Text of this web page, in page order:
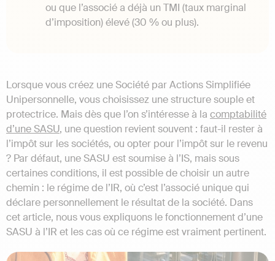
ou que l’associé a déjà un TMI (taux marginal
d’imposition) élevé (30 % ou plus).
Lorsque vous créez une Société par Actions Simplifiée
Unipersonnelle, vous choisissez une structure souple et
protectrice. Mais dès que l’on s’intéresse à la comptabilité
d’une SASU, une question revient souvent : faut-il rester à
l’impôt sur les sociétés, ou opter pour l’impôt sur le revenu
? Par défaut, une SASU est soumise à l’IS, mais sous
certaines conditions, il est possible de choisir un autre
chemin : le régime de l’IR, où c’est l’associé unique qui
déclare personnellement le résultat de la société. Dans
cet article, nous vous expliquons le fonctionnement d’une
SASU à l’IR et les cas où ce régime est vraiment pertinent.